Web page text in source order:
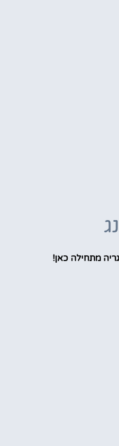
מתחילה כאן!